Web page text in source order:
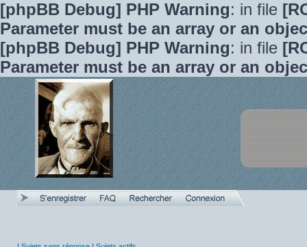
[phpBB Debug] PHP Warning: in file
Parameter must be an array or an
[phpBB Debug] PHP Warning: in file
Parameter must be an array or an